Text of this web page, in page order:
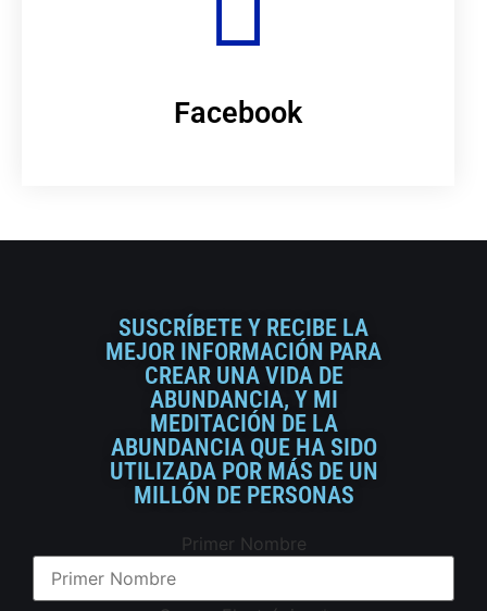
Facebook
SUSCRÍBETE Y RECIBE LA
MEJOR INFORMACIÓN PARA
CREAR UNA VIDA DE
ABUNDANCIA, Y MI
MEDITACIÓN DE LA
ABUNDANCIA QUE HA SIDO
UTILIZADA POR MÁS DE UN
MILLÓN DE PERSONAS
Primer Nombre